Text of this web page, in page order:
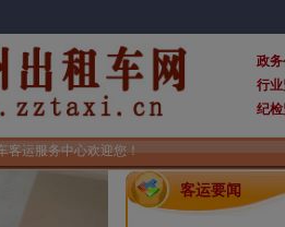
政
行
纪
运服务中心欢迎您！
客运要闻